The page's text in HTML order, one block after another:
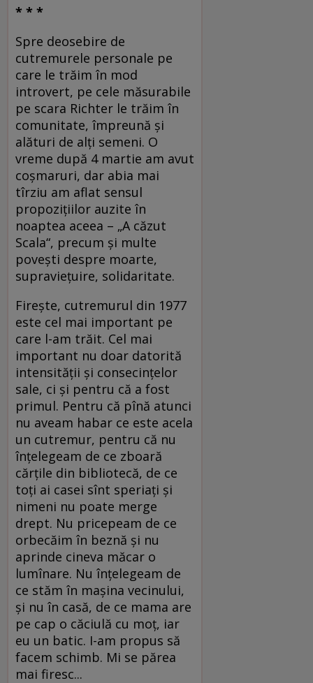
* * *
Spre deosebire de
cutremurele personale pe
care le trăim în mod
introvert, pe cele măsurabile
pe scara Richter le trăim în
comunitate, împreună şi
alături de alţi semeni. O
vreme după 4 martie am avut
coşmaruri, dar abia mai
tîrziu am aflat sensul
propoziţiilor auzite în
noaptea aceea – „A căzut
Scala“, precum şi multe
poveşti despre moarte,
supravieţuire, solidaritate.
Fireşte, cutremurul din 1977
este cel mai important pe
care l-am trăit. Cel mai
important nu doar datorită
intensităţii şi consecinţelor
sale, ci şi pentru că a fost
primul. Pentru că pînă atunci
nu aveam habar ce este acela
un cutremur, pentru că nu
înţelegeam de ce zboară
cărţile din bibliotecă, de ce
toţi ai casei sînt speriaţi şi
nimeni nu poate merge
drept. Nu pricepeam de ce
orbecăim în beznă şi nu
aprinde cineva măcar o
lumînare. Nu înţelegeam de
ce stăm în maşina vecinului,
şi nu în casă, de ce mama are
pe cap o căciulă cu moţ, iar
eu un batic. I-am propus să
facem schimb. Mi se părea
mai firesc...